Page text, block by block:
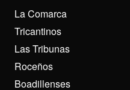
La Comarca
Tricantinos
Las Tribunas
Roceños
Boadillenses